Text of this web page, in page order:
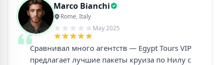
Marco Bianchi
Rome, Italy
May 2025
Сравнивал много агентств — Egypt Tours VIP
предлагает лучшие пакеты круиза по Нилу с